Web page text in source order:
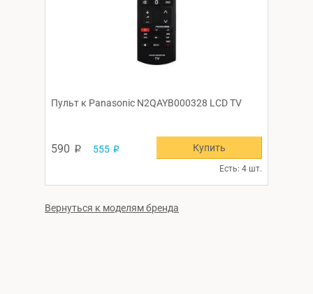
Пульт к Panasonic N2QAYB000328 LCD TV
590 p 555 p
Есть: 4 шт.
Купить
Вернуться к моделям бренда